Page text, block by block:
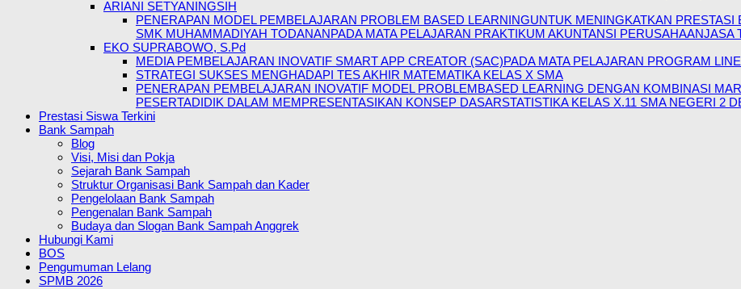
ARIANI SETYANINGSIH
PENERAPAN MODEL PEMBELAJARAN PROBLEM BASED LEARNINGUNTUK MENINGKATKAN PRESTASI
SMK MUHAMMADIYAH TODANANPADA MATA PELAJARAN PRAKTIKUM AKUNTANSI PERUSAHAANJASA
EKO SUPRABOWO, S.Pd
MEDIA PEMBELAJARAN INOVATIF SMART APP CREATOR (SAC)PADA MATA PELAJARAN PROGRAM
STRATEGI SUKSES MENGHADAPI TES AKHIR MATEMATIKA KELAS X SMA
PENERAPAN PEMBELAJARAN INOVATIF MODEL PROBLEMBASED LEARNING DENGAN KOMBINASI
PESERTADIDIK DALAM MEMPRESENTASIKAN KONSEP DASARSTATISTIKA KELAS X.11 SMA NEGERI 2
Prestasi Siswa Terkini
Bank Sampah
Blog
Visi, Misi dan Pokja
Sejarah Bank Sampah
Struktur Organisasi Bank Sampah dan Kader
Pengelolaan Bank Sampah
Pengenalan Bank Sampah
Budaya dan Slogan Bank Sampah Anggrek
Hubungi Kami
BOS
Pengumuman Lelang
SPMB 2026